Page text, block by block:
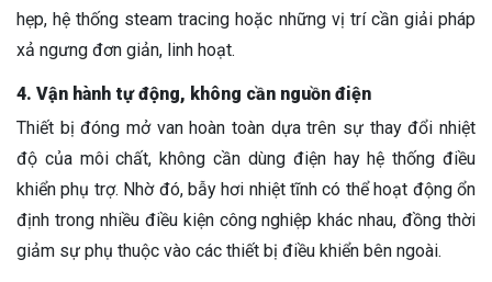
hẹp, hệ thống steam tracing hoặc những vị trí cần giải pháp
xả ngưng đơn giản, linh hoạt.
4. Vận hành tự động, không cần nguồn điện
Thiết bị đóng mở van hoàn toàn dựa trên sự thay đổi nhiệt
độ của môi chất, không cần dùng điện hay hệ thống điều
khiển phụ trợ. Nhờ đó, bẫy hơi nhiệt tĩnh có thể hoạt động ổn
định trong nhiều điều kiện công nghiệp khác nhau, đồng thời
giảm sự phụ thuộc vào các thiết bị điều khiển bên ngoài.